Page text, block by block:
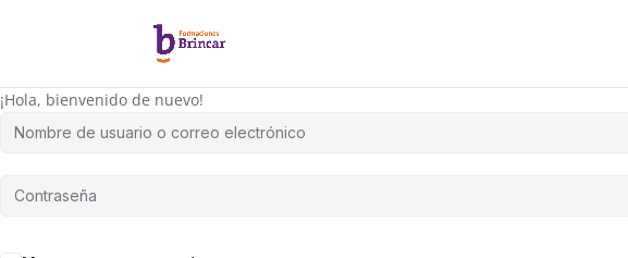
¡Hola, bienvenido de nuevo!